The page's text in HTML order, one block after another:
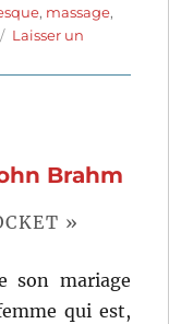
, massage,
Laisser un
Brahm
»
son mariage
qui est,